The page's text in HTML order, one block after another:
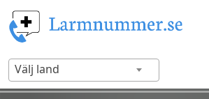
Välj land